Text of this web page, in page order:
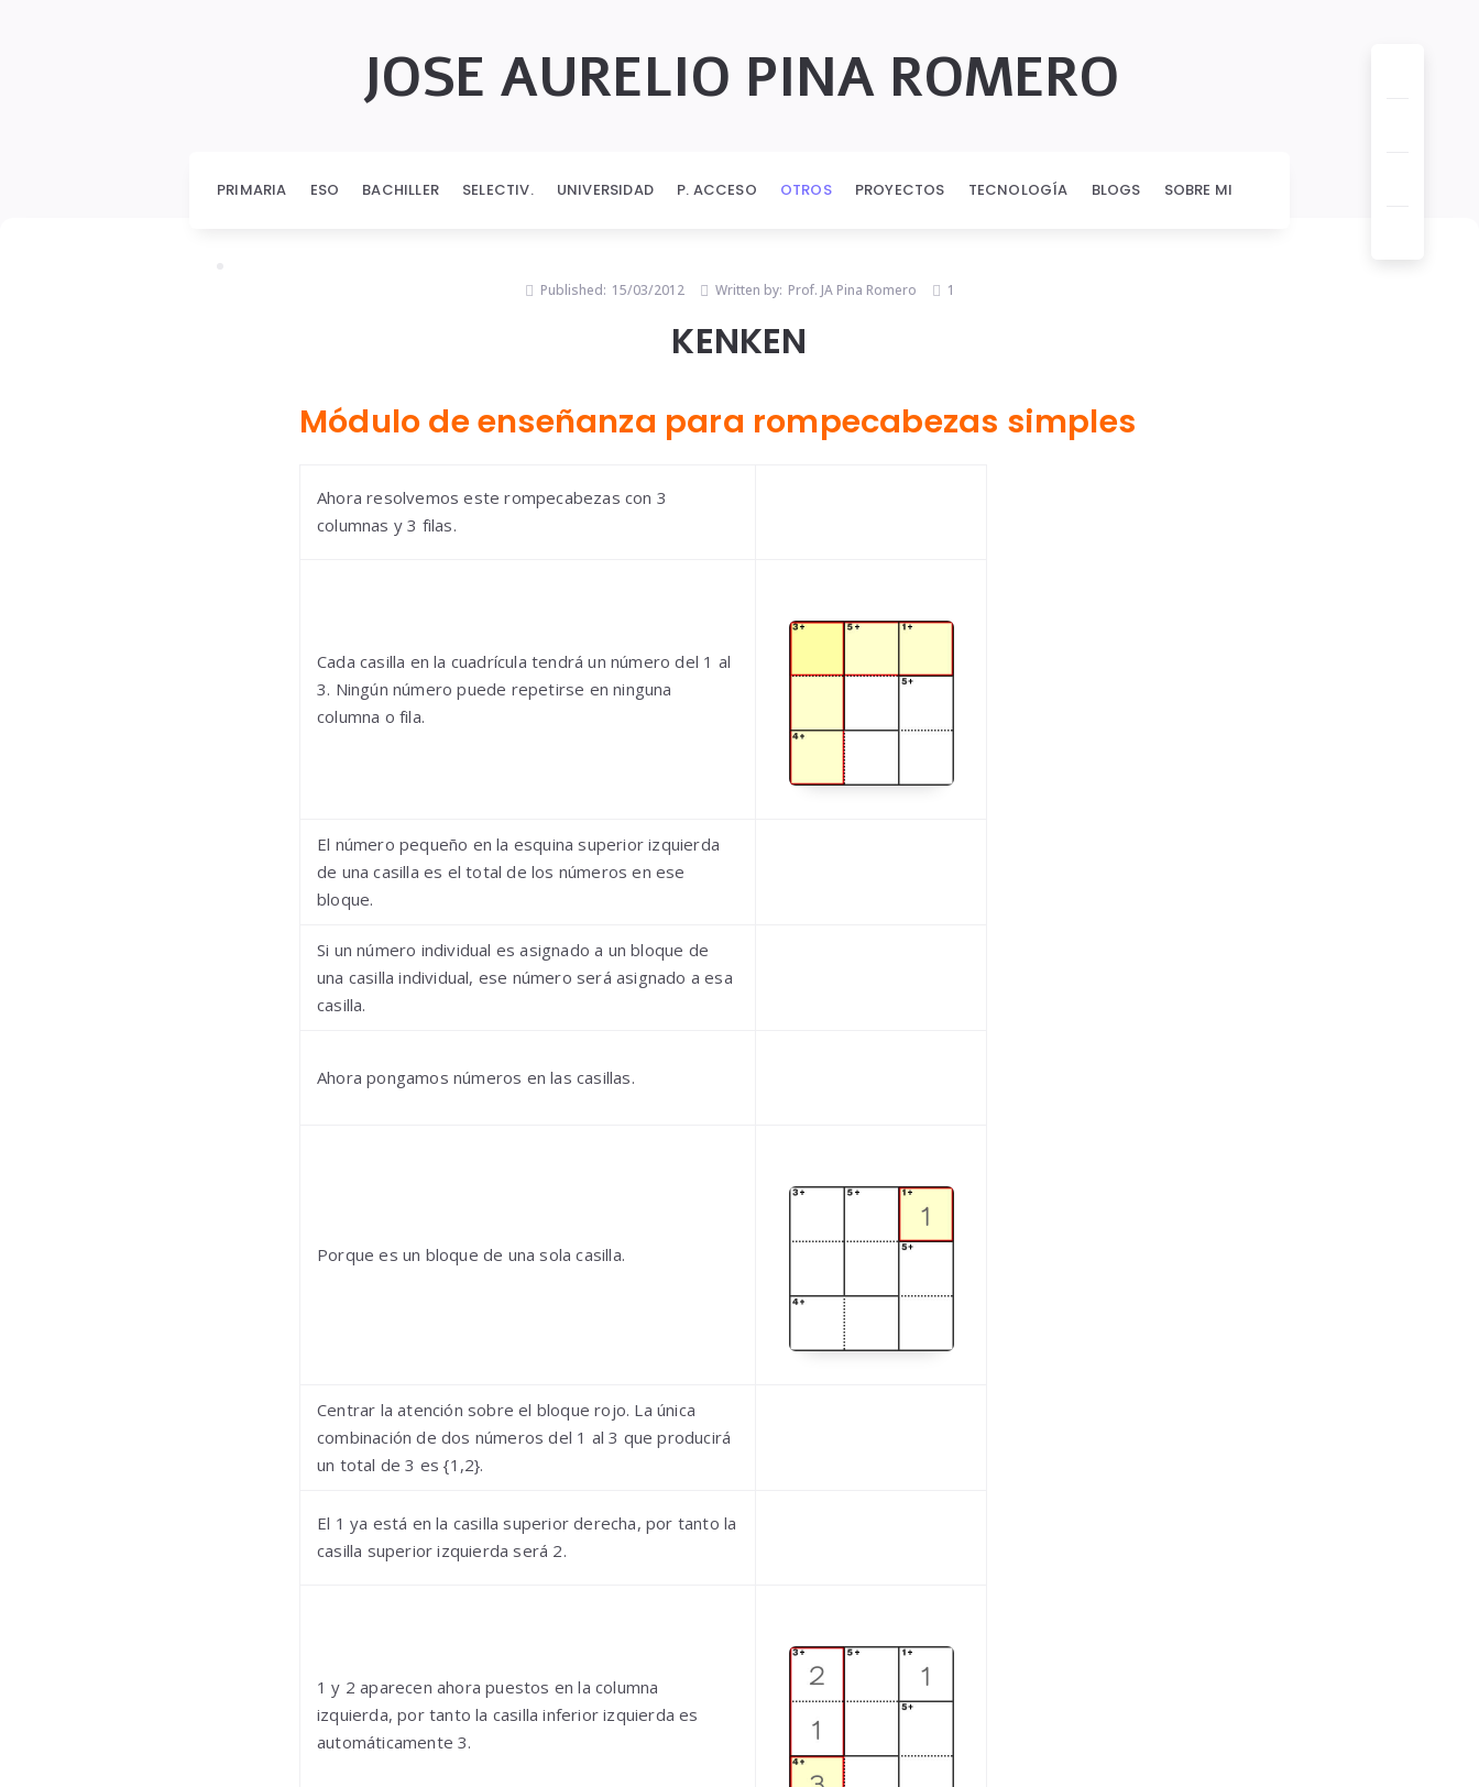
JOSE AURELIO PINA ROMERO
PRIMARIA ESO BACHILLER SELECTIV. UNIVERSIDAD P. ACCESO OTROS PROYECTOS TECNOLOGÍA BLOGS SOBRE MI
Published: 15/03/2012 Written by: Prof. JA Pina Romero 1
KENKEN
Módulo de enseñanza para rompecabezas simples
Ahora resolvemos este rompecabezas con 3
columnas y 3 filas.
Cada casilla en la cuadrícula tendrá un número del 1 al
3. Ningún número puede repetirse en ninguna
columna o fila.
El número pequeño en la esquina superior izquierda
de una casilla es el total de los números en ese
bloque.
Si un número individual es asignado a un bloque de
una casilla individual, ese número será asignado a esa
casilla.
Ahora pongamos números en las casillas.
Porque es un bloque de una sola casilla.
Centrar la atención sobre el bloque rojo. La única
combinación de dos números del 1 al 3 que producirá
un total de 3 es {1,2}.
El 1 ya está en la casilla superior derecha, por tanto la
casilla superior izquierda será 2.
1 y 2 aparecen ahora puestos en la columna
izquierda, por tanto la casilla inferior izquierda es
automáticamente 3.